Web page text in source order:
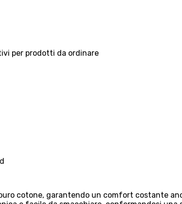
per prodotti da ordinare
cotone, garantendo un comfort costante